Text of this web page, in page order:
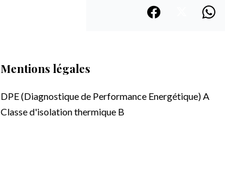
Mentions légales
DPE (Diagnostique de Performance Energétique)A
Classe d'isolation thermique B